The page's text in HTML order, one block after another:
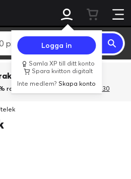
Logga in
Samla XP till ditt konto
Spara kvitton digitalt
Inte medlem?Skapa konto
över 800 kr.
rabatt med rabattkoden 3Gives30